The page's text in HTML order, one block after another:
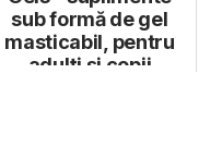
sub formă de gel
masticabil, pentru
adulți și copii